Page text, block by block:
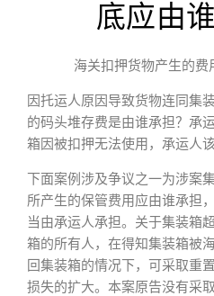
底应由
海关扣押货物产生的费
因托运人原因导致货物连同集
的码头堆存费是由谁承担？承
箱因被扣押无法使用，承运人
下面案例涉及争议之一为涉案
所产生的保管费用应由谁承担
当由承运人承担。关于集装箱
箱的所有人，在得知集装箱被
回集装箱的情况下，可采取重
损失的扩大。本案原告没有采